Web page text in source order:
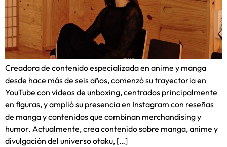
Creadora de contenido especializada en anime y manga
desde hace más de seis años, comenzó su trayectoria en
YouTube con vídeos de unboxing, centrados principalmente
en figuras, y amplió su presencia en Instagram con reseñas
de manga y contenidos que combinan merchandising y
humor. Actualmente, crea contenido sobre manga, anime y
divulgación del universo otaku, […]